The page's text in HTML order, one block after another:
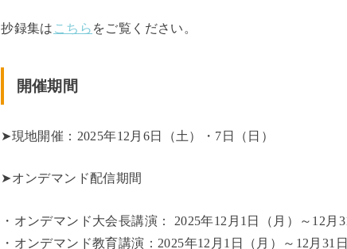
抄録集は こちら をご覧ください。
開催期間
➤現地開催：2025年12月6日（土）・7日（日）
➤オンデマンド配信期間
・オンデマンド大会長講演： 2025年12月1日（月）～12月
・オンデマンド教育講演：2025年12月1日（月）～12月31